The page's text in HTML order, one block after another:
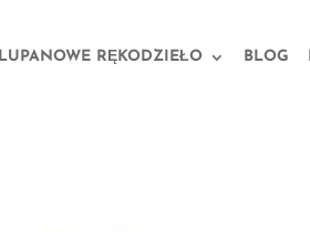
LUPANOWE RĘKODZIEŁO BLOG